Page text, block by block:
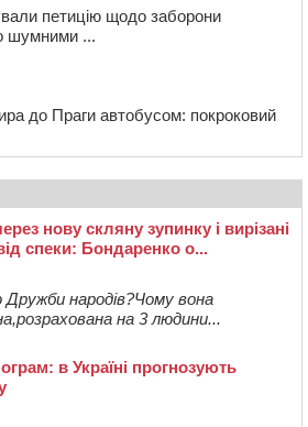
петицію щодо заборони
шумними ...
до Праги автобусом: покроковий
нову скляну зупинку і вирізані
спеки: Бондаренко о...
народів?Чому вона
на 3 людини...
в Україні прогнозують